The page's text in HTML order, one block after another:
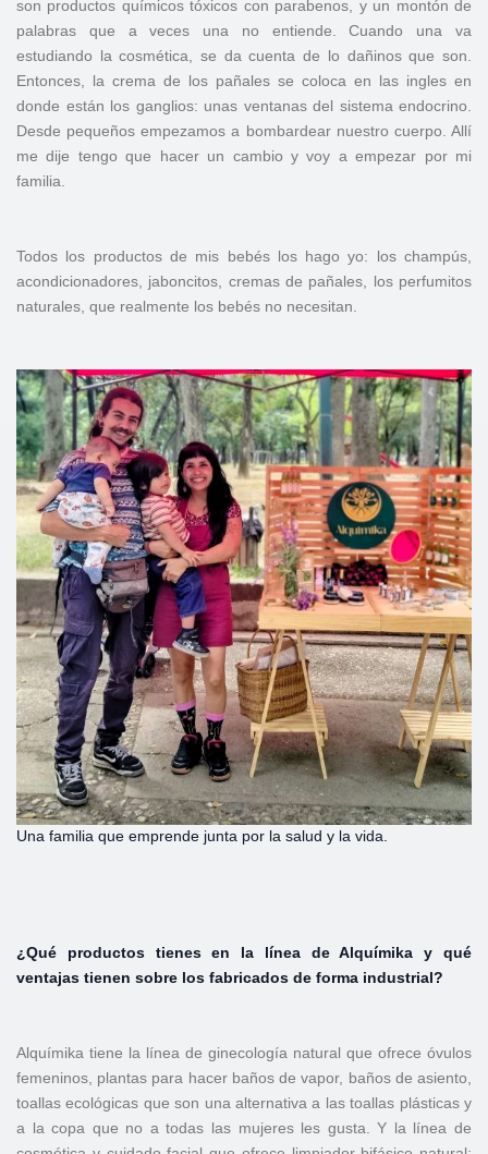
son productos químicos tóxicos con parabenos, y un montón de
palabras que a veces una no entiende. Cuando una va
estudiando la cosmética, se da cuenta de lo dañinos que son.
Entonces, la crema de los pañales se coloca en las ingles en
donde están los ganglios: unas ventanas del sistema endocrino.
Desde pequeños empezamos a bombardear nuestro cuerpo. Allí
me dije tengo que hacer un cambio y voy a empezar por mi
familia.
Todos los productos de mis bebés los hago yo: los champús,
acondicionadores, jaboncitos, cremas de pañales, los perfumitos
naturales, que realmente los bebés no necesitan.
Una familia que emprende junta por la salud y la vida.
¿Qué productos tienes en la línea de Alquímika y qué
ventajas tienen sobre los fabricados de forma industrial?
Alquímika tiene la línea de ginecología natural que ofrece óvulos
femeninos, plantas para hacer baños de vapor, baños de asiento,
toallas ecológicas que son una alternativa a las toallas plásticas y
a la copa que no a todas las mujeres les gusta. Y la línea de